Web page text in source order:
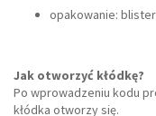
opakowanie: blister
Jak otworzyć kłódkę?
Po wprowadzeniu kodu
kłódka otworzy się.